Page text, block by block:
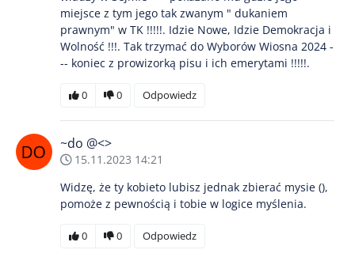
miejsce z tym jego tak zwanym " dukaniem
prawnym" w TK !!!!!. Idzie Nowe, Idzie Demokracja i
Wolność !!!. Tak trzymać do Wyborów Wiosna 2024 -
-- koniec z prowizorką pisu i ich emerytami !!!!!.
0 0 Odpowiedz
~do @<>
15.11.2023 14:21
Widzę, że ty kobieto lubisz jednak zbierać mysie (),
pomoże z pewnością i tobie w logice myślenia.
0 0 Odpowiedz